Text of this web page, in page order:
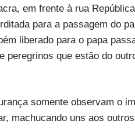
em frente à rua
para a passagem do
liberado para o papa
peregrinos que estão do
somente observam o
machucando uns aos